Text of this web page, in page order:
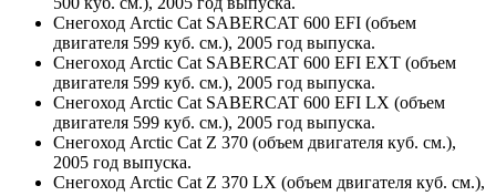
Снегоход Arctic Cat SABERCAT 600 EFI (объем
двигателя 599 куб. см.), 2005 год выпуска.
Снегоход Arctic Cat SABERCAT 600 EFI EXT (объем
двигателя 599 куб. см.), 2005 год выпуска.
Снегоход Arctic Cat SABERCAT 600 EFI LX (объем
двигателя 599 куб. см.), 2005 год выпуска.
Снегоход Arctic Cat Z 370 (объем двигателя куб. см.),
2005 год выпуска.
Снегоход Arctic Cat Z 370 LX (объем двигателя куб. см.),